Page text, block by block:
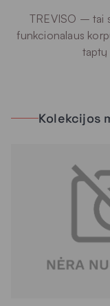
TREVISO – tai
funkcionalaus
taptų
Kolekcijos